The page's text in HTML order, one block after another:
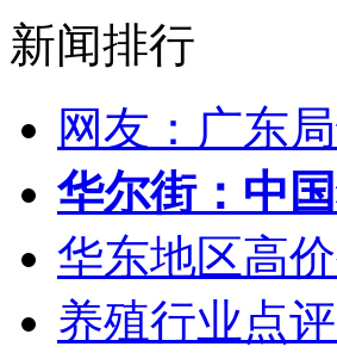
新闻排行
网友：广东
华尔街：中
华东地区高
养殖行业点